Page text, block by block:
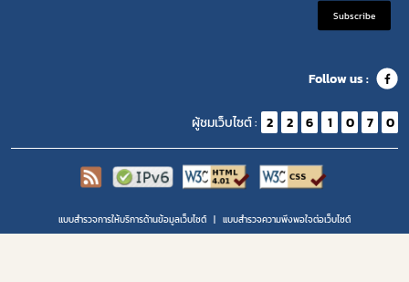
Subscribe
Follow us :
ผู้ชมเว็บไซต์ : 2 2 6 1 0 7 0
แบบสำรวจการให้บริการด้านข้อมูลเว็บไซต์ แบบสำรวจความพีงพอใจต่อเว็บไซต์